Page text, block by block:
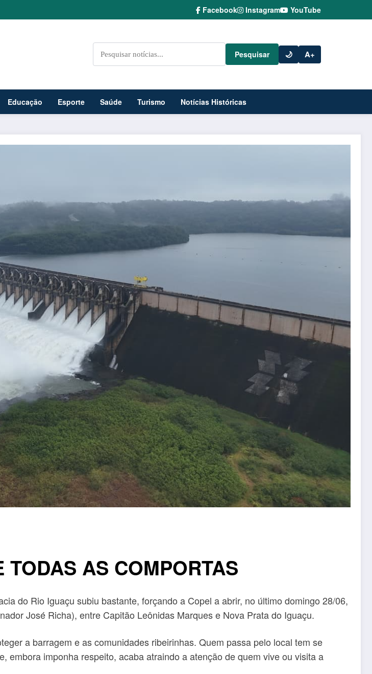
Facebook Instagram YouTube
Pesquisar 🌙 A+
Educação Esporte Saúde Turismo Notícias Históricas
AS COMPORTAS
do Rio Iguaçu subiu bastante, forçando a Copel a abrir, no último domingo 28/06,
José Richa), entre Capitão Leônidas Marques e Nova Prata do Iguaçu.
a barragem e as comunidades ribeirinhas. Quem passa pelo local tem se
embora imponha respeito, acaba atraindo a atenção de quem vive ou visita a